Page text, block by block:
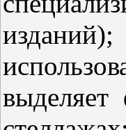
изданий);